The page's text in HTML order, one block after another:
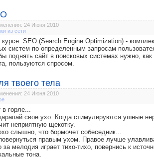
24 Июня 2010
из сети
SEO (Search Engine Optimization) -
систем по определенным запросам
поднять сайт в поисковых системах нужно,
пользуются спросом.
твоего тела
24 Июня 2010
горле...
свое ухо. Когда стимулируются ушные
неприятную щекотку.
слышно, что бормочет собеседник...
правым ухом. Правое лучше
мелодия играет тихо-тихо, повернись к
тона.